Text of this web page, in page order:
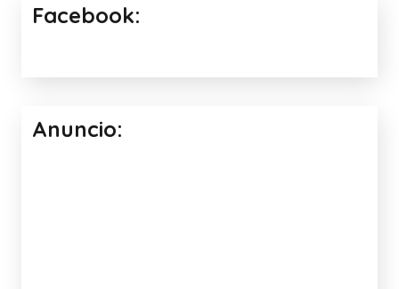
Facebook:
Anuncio: